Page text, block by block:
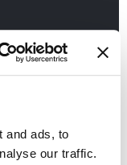
and ads, to
our traffic.